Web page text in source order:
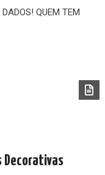
QUEM TEM
Decorativas